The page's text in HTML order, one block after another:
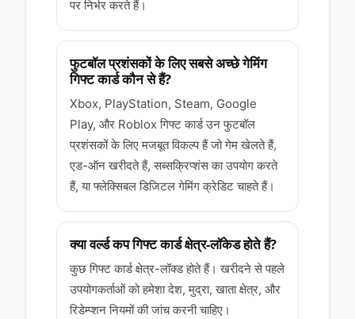
पर निर्भर करते हैं।
फुटबॉल प्रशंसकों के लिए सबसे अच्छे गेमिंग
गिफ्ट कार्ड कौन से हैं?
Xbox, PlayStation, Steam, Google
Play, और Roblox गिफ्ट कार्ड उन फुटबॉल
प्रशंसकों के लिए मजबूत विकल्प हैं जो गेम खेलते हैं,
एड-ऑन खरीदते हैं, सब्सक्रिप्शंस का उपयोग करते
हैं, या फ्लेक्सिबल डिजिटल गेमिंग क्रेडिट चाहते हैं।
क्या वर्ल्ड कप गिफ्ट कार्ड क्षेत्र-लॉकेड होते हैं?
कुछ गिफ्ट कार्ड क्षेत्र-लॉक्ड होते हैं। खरीदने से पहले
उपयोगकर्ताओं को हमेशा देश, मुद्रा, खाता क्षेत्र, और
रिडेम्प्शन नियमों की जांच करनी चाहिए।